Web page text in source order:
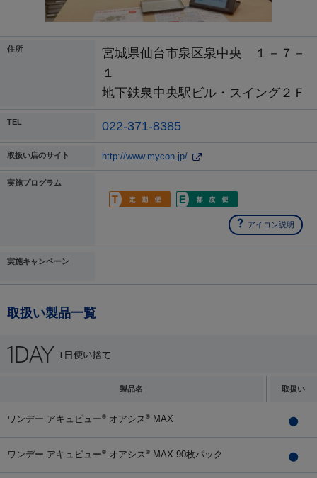
住所
宮城県仙台市泉区泉中央 １－７－
１
地下鉄泉中央駅ビル・スイング２Ｆ
TEL 022-371-8385
取扱い店のサイト http://www.mycon.jp/
実施プログラム
アイコン説明
実施キャンペーン
取扱い製品一覧
製品名 取扱い
ワンデー アキュビュー® オアシス ® MAX
ワンデー アキュビュー® オアシス ® MAX 90枚パック